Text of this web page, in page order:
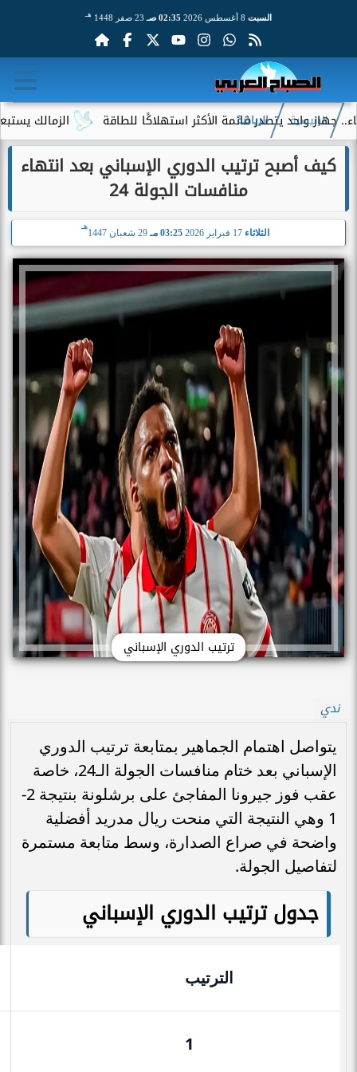
السبت 02:35 صـ 23 صفر 1448 هـ
الزمالك يستبعد 4 لاعبين شباب من حساباته في الموسم الجديد يتصدر قائمة الأكثر استهلاكًا للطاقة
الرئيسية الرياضة
كيف أصبح ترتيب الدوري الإسباني بعد انتهاء
منافسات الجولة 24
الثلاثاء 03:25 مـ 29 شعبان 1447
هـ
ترتيب الدوري الإسباني
ندي
يتواصل اهتمام الجماهير بمتابعة ترتيب الدوري
الإسباني بعد ختام منافسات الجولة الـ24، خاصة
عقب فوز جيرونا المفاجئ على برشلونة بنتيجة 2-
1 وهي النتيجة التي منحت ريال مدريد أفضلية
واضحة في صراع الصدارة، وسط متابعة مستمرة
لتفاصيل الجولة.
جدول ترتيب الدوري الإسباني
الترتيب
1